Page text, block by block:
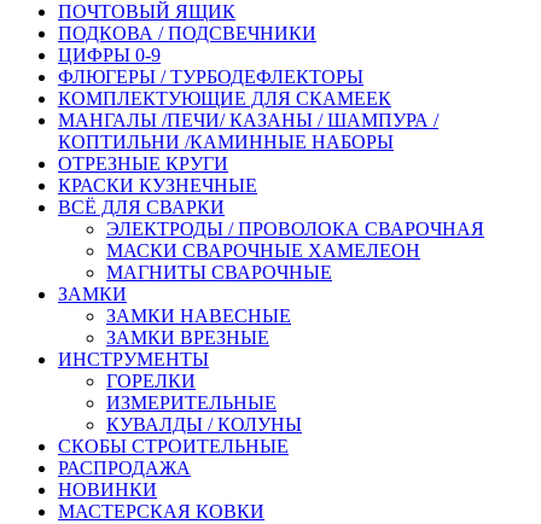
ПОЧТОВЫЙ ЯЩИК
ПОДКОВА / ПОДСВЕЧНИКИ
ЦИФРЫ 0-9
ФЛЮГЕРЫ / ТУРБОДЕФЛЕКТОРЫ
КОМПЛЕКТУЮЩИЕ ДЛЯ СКАМЕЕК
МАНГАЛЫ /ПЕЧИ/ КАЗАНЫ / ШАМПУРА /
КОПТИЛЬНИ /КАМИННЫЕ НАБОРЫ
ОТРЕЗНЫЕ КРУГИ
КРАСКИ КУЗНЕЧНЫЕ
ВСЁ ДЛЯ СВАРКИ
ЭЛЕКТРОДЫ / ПРОВОЛОКА СВАРОЧНАЯ
МАСКИ СВАРОЧНЫЕ ХАМЕЛЕОН
МАГНИТЫ СВАРОЧНЫЕ
ЗАМКИ
ЗАМКИ НАВЕСНЫЕ
ЗАМКИ ВРЕЗНЫЕ
ИНСТРУМЕНТЫ
ГОРЕЛКИ
ИЗМЕРИТЕЛЬНЫЕ
КУВАЛДЫ / КОЛУНЫ
СКОБЫ СТРОИТЕЛЬНЫЕ
РАСПРОДАЖА
НОВИНКИ
МАСТЕРСКАЯ КОВКИ